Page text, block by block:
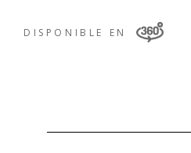
DISPONIBLE EN